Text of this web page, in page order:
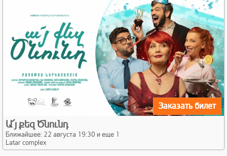
Заказать билет
Ա՜յ քեզ Ծնունդ
Ближайшее: 22 августа 19:30 и еще 1
Latar complex